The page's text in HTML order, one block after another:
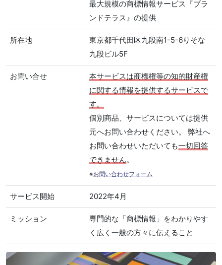
最大規模の商標情報サービス『ブラ
ンドテラス』の提供
所在地
東京都千代田区九段南1-5-6りそな
九段ビル5F
お問い合せ
本サービスは商標権等の知的財産権
に関する情報を提供するサービスで
す。
個別商品、サービスについては提供
元へお問い合わせください。 弊社へ
お問い合わせいただいても一切回答
できません。
※お問い合わせフォーム
サービス開始 2022年4月
ミッション
専門的な「商標情報」をわかりやす
く広く一般の方々に伝えること